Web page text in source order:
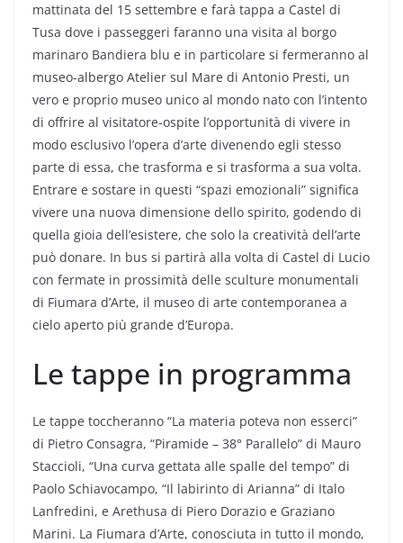
mattinata del 15 settembre e farà tappa a Castel di
Tusa dove i passeggeri faranno una visita al borgo
marinaro Bandiera blu e in particolare si fermeranno al
museo-albergo Atelier sul Mare di Antonio Presti, un
vero e proprio museo unico al mondo nato con l’intento
di offrire al visitatore-ospite l’opportunità di vivere in
modo esclusivo l’opera d’arte divenendo egli stesso
parte di essa, che trasforma e si trasforma a sua volta.
Entrare e sostare in questi “spazi emozionali” significa
vivere una nuova dimensione dello spirito, godendo di
quella gioia dell’esistere, che solo la creatività dell’arte
può donare. In bus si partirà alla volta di Castel di Lucio
con fermate in prossimità delle sculture monumentali
di Fiumara d’Arte, il museo di arte contemporanea a
cielo aperto più grande d’Europa.
Le tappe in programma
Le tappe toccheranno “La materia poteva non esserci”
di Pietro Consagra, “Piramide – 38° Parallelo” di Mauro
Staccioli, “Una curva gettata alle spalle del tempo” di
Paolo Schiavocampo, “Il labirinto di Arianna” di Italo
Lanfredini, e Arethusa di Piero Dorazio e Graziano
Marini. La Fiumara d’Arte, conosciuta in tutto il mondo,